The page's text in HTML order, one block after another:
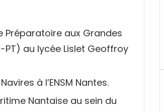
Préparatoire aux Grandes
PT) au lycée Lislet Geoffroy
à l’ENSM Nantes.
Nantaise au sein du